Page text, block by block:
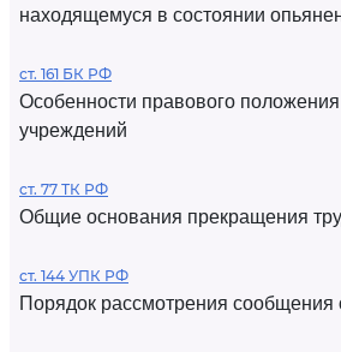
находящемуся в состоянии
ст. 161 БК РФ
Особенности правового
учреждений
ст. 77 ТК РФ
Общие основания прекращения
ст. 144 УПК РФ
Порядок рассмотрения сообщения